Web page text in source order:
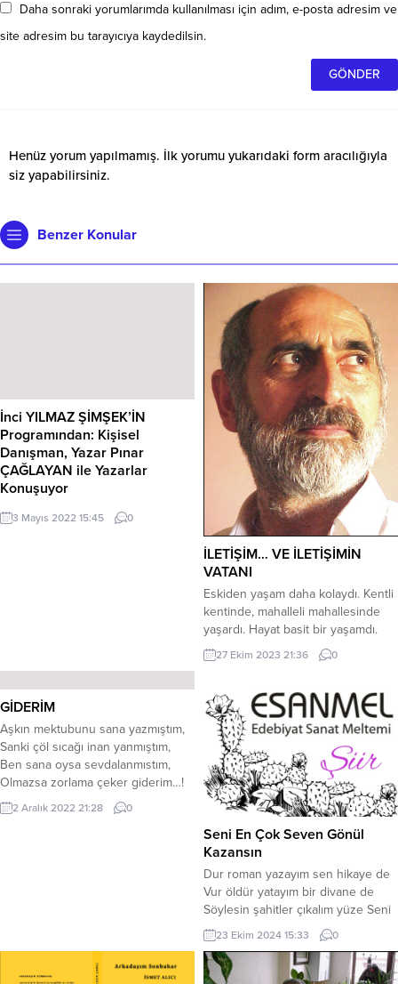
Daha sonraki yorumlarımda kullanılması için adım, e-posta adresim ve
site adresim bu tarayıcıya kaydedilsin.
Henüz yorum yapılmamış. İlk yorumu yukarıdaki form aracılığıyla
siz yapabilirsiniz.
Benzer Konular
İnci YILMAZ ŞİMŞEK’İN
Programından: Kişisel
Danışman, Yazar Pınar
ÇAĞLAYAN ile Yazarlar
Konuşuyor
https://youtu.be/lL_2g_dJ1pk
3 Mayıs 2022 15:45 0
İLETİŞİM… VE İLETİŞİMİN
VATANI
Eskiden yaşam daha kolaydı. Kentli
kentinde, mahalleli mahallesinde
yaşardı. Hayat basit bir yaşamdı.
Günlük güneşlik çevre tek yaşamdı.
İnsanların birkaç dostu olurdu ama
muhatap bir haldeydi. Ama
bugünün sanal dünyasında bire bir
sabit dostluklar kalmadı. Artık
hepimizin bir tek dostu var: sihirli
kutu. Bu sihirli kutu...
27 Ekim 2023 21:36 0
GİDERİM
Aşkın mektubunu sana yazmıştım,
Sanki çöl sıcağı inan yanmıştım,
Ben sana oysa sevdalanmıstım,
Olmazsa zorlama çeker giderim…!
Sevgime inanmaz alay etmişin,
Resim göndermiştim onu yakmışın,
2 Aralık 2022 21:28 0
Seni En Çok Seven Gönül
Kazansın
Dur roman yazayım sen hikaye de
Vur öldür yatayım bir divane de
Söylesin şahitler çıkalım yüze Seni
en çok seven gönül kazansın ***
Divane geçtiğim yollar söylesin
Gözlerimden akan yaşlar söylesin
Sor kanadı kırık kuşlar söylesin
23 Ekim 2024 15:33 0